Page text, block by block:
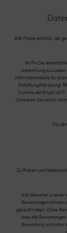
Alle Preise sind inkl. der
*AVP= Der
Abrechnung zu Lasten
Informationsstelle für
Erstattungsfall abzügl.
Summe der Einzel-
Schenken Sie uns Ihr
Für
Zu Risiken und
Alle Besucher unserer
Bewertungen können
gekauft haben. Diese
dass alle Bewertungen
Bewertung wird einer